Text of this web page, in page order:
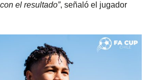
el resultado”, señaló el jugador